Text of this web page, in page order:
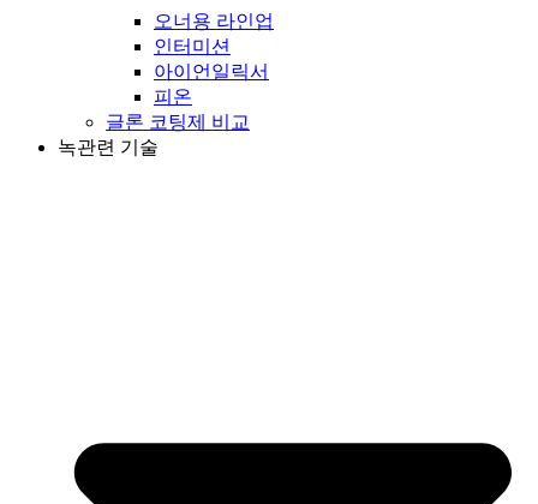
오너용 라인업
인터미션
아이언일릭서
피온
글론 코팅제 비교
녹관련 기술